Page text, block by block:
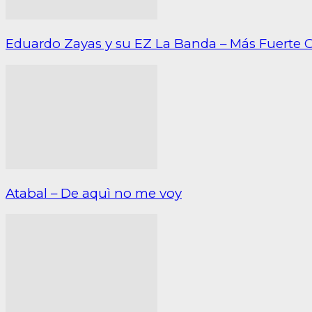
Eduardo Zayas y su EZ La Banda – Más Fuerte
Atabal – De aquì no me voy